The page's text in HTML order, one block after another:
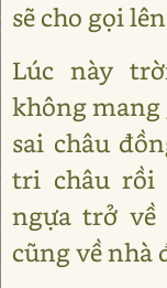
sẽ cho gọi
Lúc này
không mang
sai châu
tri châu rồi
ngựa trở về
cũng về nhà